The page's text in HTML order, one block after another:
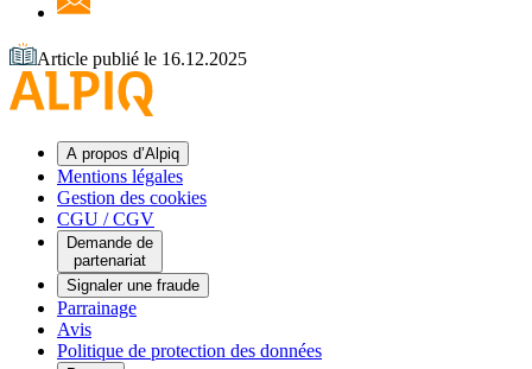
Article publié le 16.12.2025
A propos d’Alpiq
Mentions légales
Gestion des cookies
CGU / CGV
Demande de
partenariat
Signaler une fraude
Parrainage
Avis
Politique de protection des données